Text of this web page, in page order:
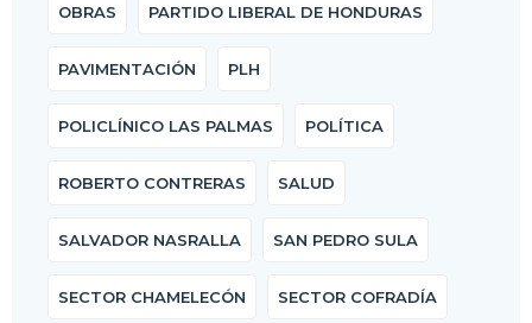
OBRAS PARTIDO LIBERAL DE HONDURAS
PAVIMENTACIÓN PLH
POLICLÍNICO LAS PALMAS POLÍTICA
ROBERTO CONTRERAS SALUD
SALVADOR NASRALLA SAN PEDRO SULA
SECTOR CHAMELECÓN SECTOR COFRADÍA